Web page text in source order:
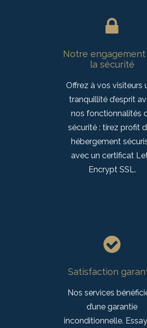
Notre engagement
la sécurité
Offrez à vos visiteurs
tranquillité d’esprit
nos fonctionnalités
sécurité : tirez profit
hébergement
avec un certificat
Encrypt SSL.
Satisfaction
Nos services
d’une garantie
inconditionnelle.